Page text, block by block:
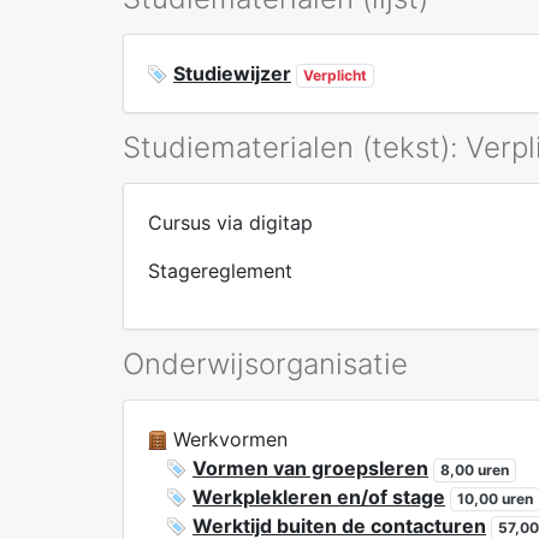
Studiewijzer Verplicht
Studiematerialen (tekst):
Cursus via digitap
Stagereglement
Onderwijsorganisatie
Werkvormen
Vormen van groepsleren
8,00 uren
Werkplekleren en/of stage 10,00 uren
Werktijd buiten de contacturen